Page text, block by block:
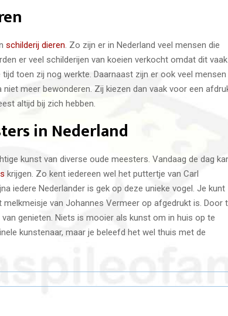
schilderij dieren . Zo zijn er in Nederland veel mensen die
er veel schilderijen van koeien verkocht omdat dit vaak
toen zij nog werkte. Daarnaast zijn er ook veel mensen
meer bewonderen. Zij kiezen dan vaak voor een
altijd bij zich hebben.
in Nederland
kunst van diverse oude meesters. Vandaag de dag
krijgen. Zo kent iedereen wel het puttertje van Carl
iedere Nederlander is gek op deze unieke vogel. Je kunt
van Johannes Vermeer op afgedrukt is. Door
genieten. Niets is mooier als kunst om in huis op te
kunstenaar, maar je beleefd het wel thuis met de